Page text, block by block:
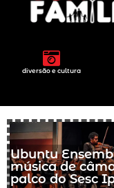
diversão e cultura
Ubuntu
música de
palco do Sesc